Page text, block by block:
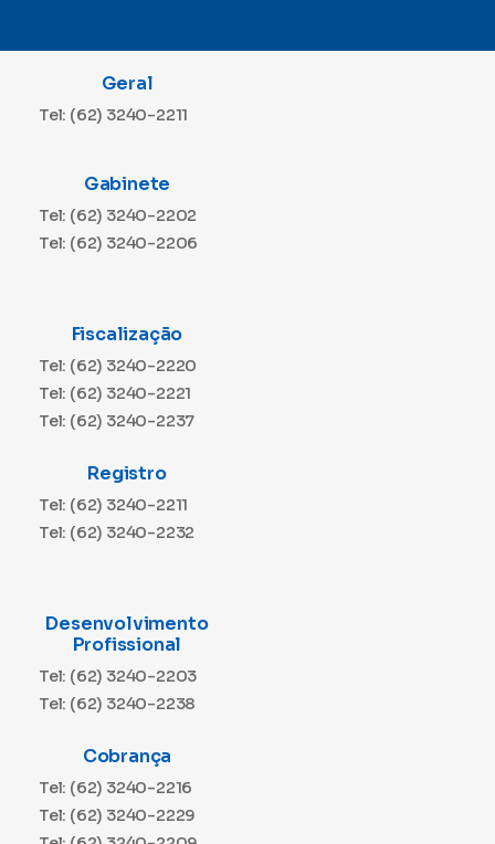
Geral
Tel: (62) 3240-2211
Gabinete
Tel: (62) 3240-2202
Tel: (62) 3240-2206
Fiscalização
Tel: (62) 3240-2220
Tel: (62) 3240-2221
Tel: (62) 3240-2237
Registro
Tel: (62) 3240-2211
Tel: (62) 3240-2232
Desenvolvimento
Profissional
Tel: (62) 3240-2203
Tel: (62) 3240-2238
Cobrança
Tel: (62) 3240-2216
Tel: (62) 3240-2229